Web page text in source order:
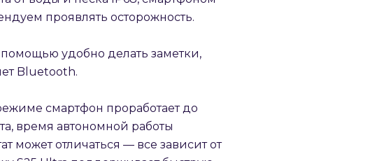
проявлять осторожность.
удобно делать заметки,
Bluetooth.
смартфон проработает до
время автономной работы
может отличаться — все зависит от